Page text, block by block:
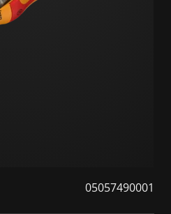
05057490001